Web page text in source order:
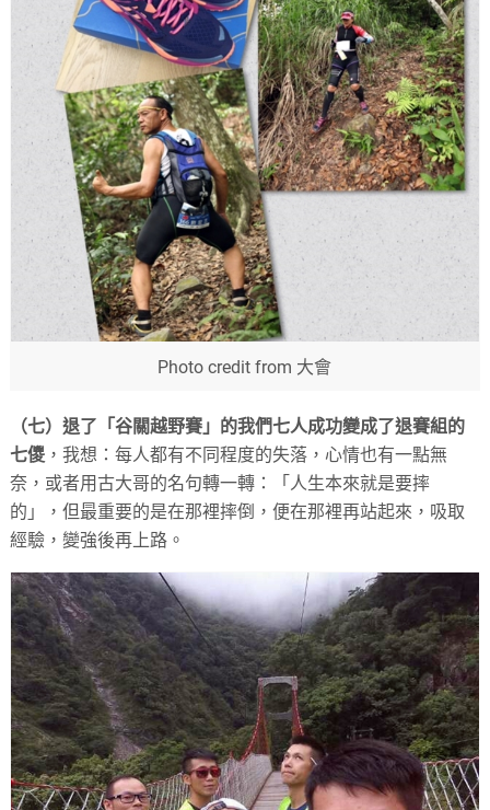
Photo credit from 大會
（七）退了「谷關越野賽」的我們七人成功變成了退賽組的
七儍 ，我想：每人都有不同程度的失落，心情也有一點無
奈，或者用古大哥的名句轉一轉：「人生本來就是要摔
的」，但最重要的是在那裡摔倒，便在那裡再站起來，吸取
經驗，變強後再上路。